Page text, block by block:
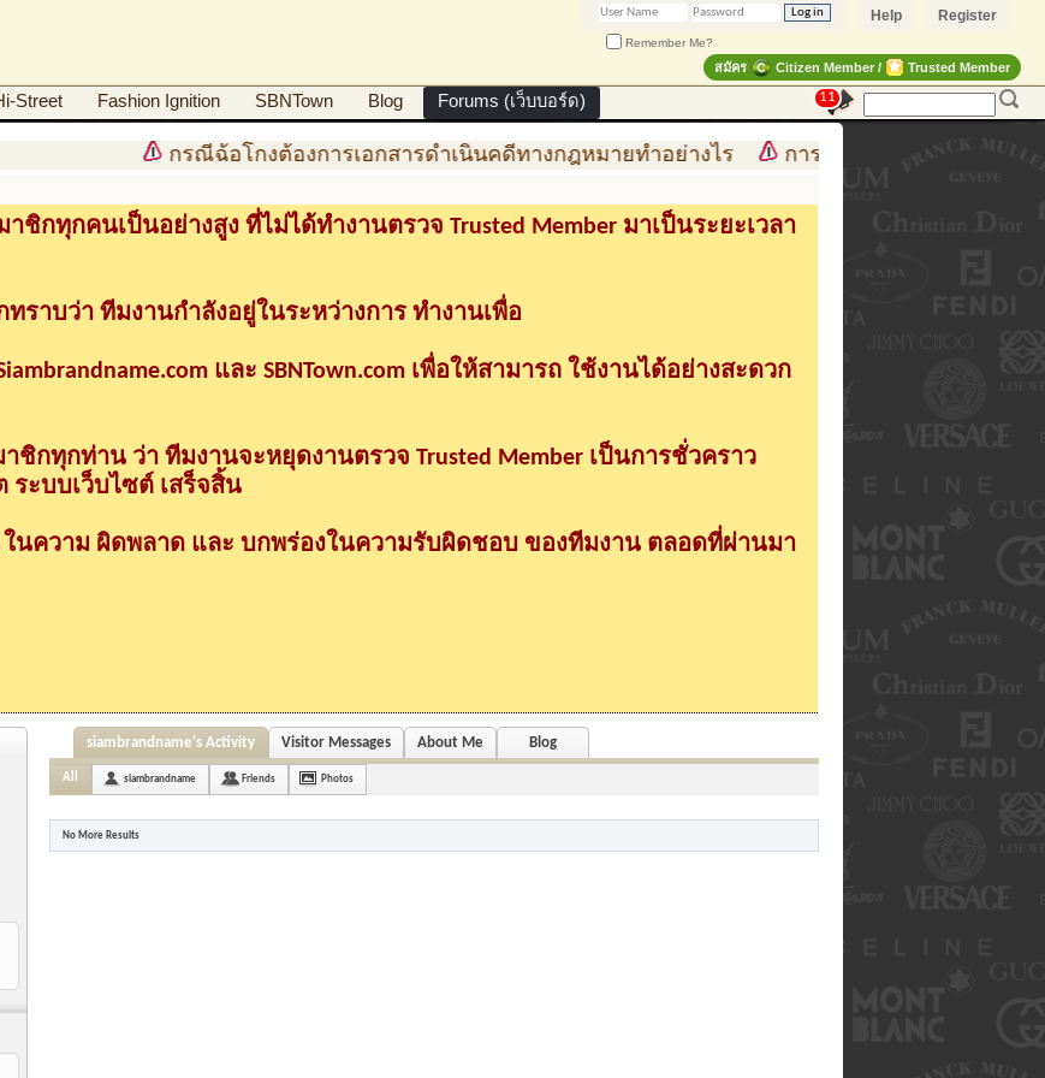
Register
Help
Remember Me?
สมัคร Citizen Member / Trusted Member
Street Fashion Ignition SBNTown Blog Forums (เว็บบอร์ด) 11
กรณีฉ้อโกงต้องการเอกสารดำเนินคดีทางกฎหมายทำอย่างไร การสร้าง สินค้าแฟชั่น สู่สินค้
ชิกทุกคนเป็นอย่างสูง ที่ไม่ได้ทำงานตรวจ Trusted Member มาเป็นระยะเวลา
ราบว่า ทีมงานกำลังอยู่ในระหว่างการ ทำงานเพื่อ
และ SBNTown.com เพื่อให้สามารถ ใช้งานได้อย่างสะดวก
ชิกทุกท่าน ว่า ทีมงานจะหยุดงานตรวจ Trusted Member เป็นการชั่วคราว
ระบบเว็บไซต์ เสร็จสิ้น
นความ ผิดพลาด และ บกพร่องในความรับผิดชอบ ของทีมงาน ตลอดที่ผ่านมา
siambrandname's Activity Visitor Messages About Me Blog
All siambrandname Friends Photos
No More Results